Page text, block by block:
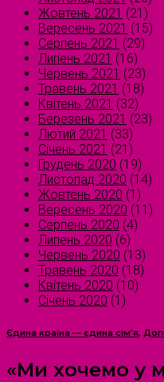
Жовтень 2021 (21)
Вересень 2021 (15)
Серпень 2021 (29)
Липень 2021 (16)
Червень 2021 (23)
Травень 2021 (18)
Квітень 2021 (32)
Березень 2021 (23)
Лютий 2021 (33)
Січень 2021 (21)
Грудень 2020 (19)
Листопад 2020 (14)
Жовтень 2020 (1)
Вересень 2020 (11)
Серпень 2020 (4)
Липень 2020 (6)
Червень 2020 (13)
Травень 2020 (18)
Квітень 2020 (10)
Січень 2020 (1)
Єдина країна — єдина сім’я,
«Ми хочемо у